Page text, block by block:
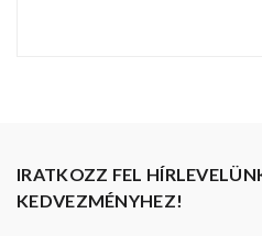
IRATKOZZ FEL
KEDVEZMÉNYHEZ!